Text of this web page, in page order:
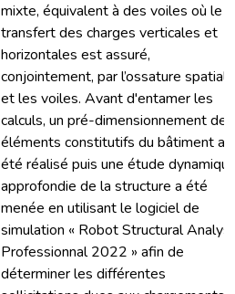
mixte, équivalent à des voiles où le
transfert des charges verticales et
horizontales est assuré,
conjointement, par l’ossature spatiale
et les voiles. Avant d'entamer les
calculs, un pré-dimensionnement des
éléments constitutifs du bâtiment a
été réalisé puis une étude
approfondie de la structure a été
menée en utilisant le logiciel de
simulation « Robot Structural
Professionnal 2022 » afin de
déterminer les différentes